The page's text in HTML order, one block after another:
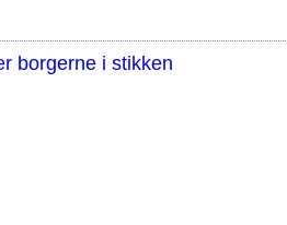
borgerne i stikken